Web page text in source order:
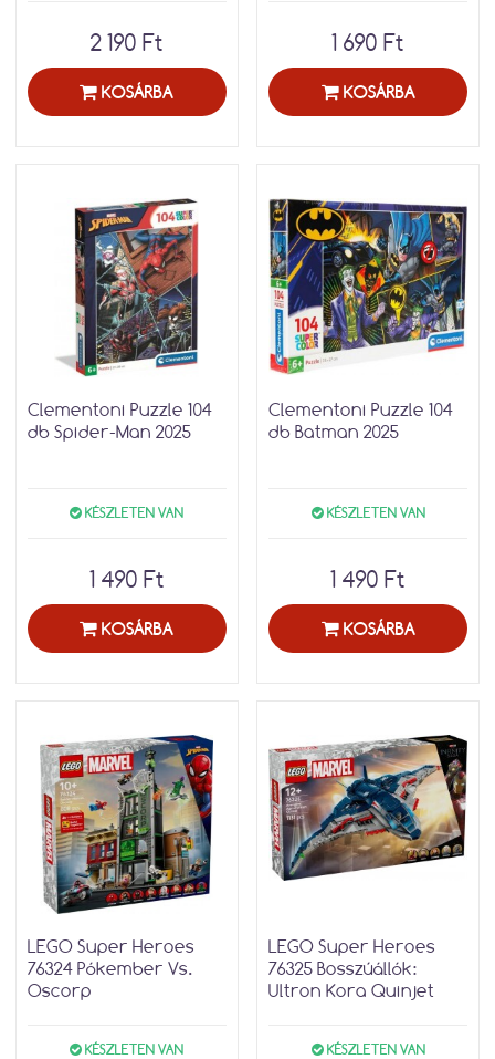
2 190 Ft
KOSÁRBA
1 690 Ft
KOSÁRBA
Clementoni Puzzle 104
db Spider-Man 2025
KÉSZLETEN VAN
1 490 Ft
KOSÁRBA
Clementoni Puzzle 104
db Batman 2025
KÉSZLETEN VAN
1 490 Ft
KOSÁRBA
LEGO Super Heroes
76324 Pókember Vs.
Oscorp
KÉSZLETEN VAN
LEGO Super Heroes
76325 Bosszúállók:
Ultron Kora Quinjet
KÉSZLETEN VAN